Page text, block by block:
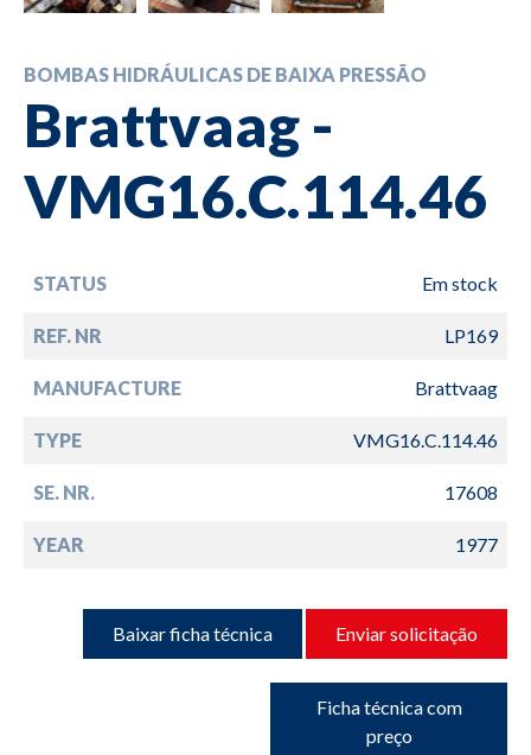
BOMBAS HIDRÁULICAS DE BAIXA PRESSÃO
Brattvaag -
VMG16.C.114.46
STATUS Em stock
REF. NR LP169
MANUFACTURE Brattvaag
TYPE VMG16.C.114.46
SE. NR. 17608
YEAR 1977
Baixar ficha técnica Enviar solicitação
Ficha técnica com
preço